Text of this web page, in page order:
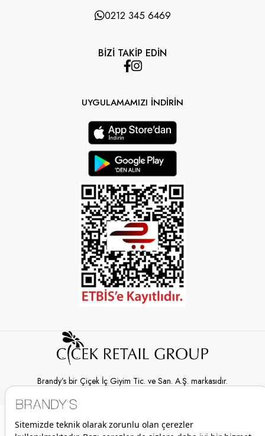
0212 345 6469
BİZİ TAKİP EDİN
UYGULAMAMIZI İNDİRİN
Brandy’s bir Çiçek İç Giyim Tic. ve San. A.Ş. markasıdır.
© 2026 Brandy’s | Her hakkı saklıdır.